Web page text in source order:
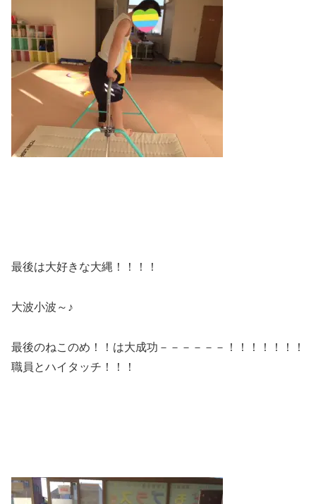
最後は大好きな大縄！！！！
大波小波～♪
最後のねこのめ！！は大成功－－－－－－！！！！！！！
職員とハイタッチ！！！